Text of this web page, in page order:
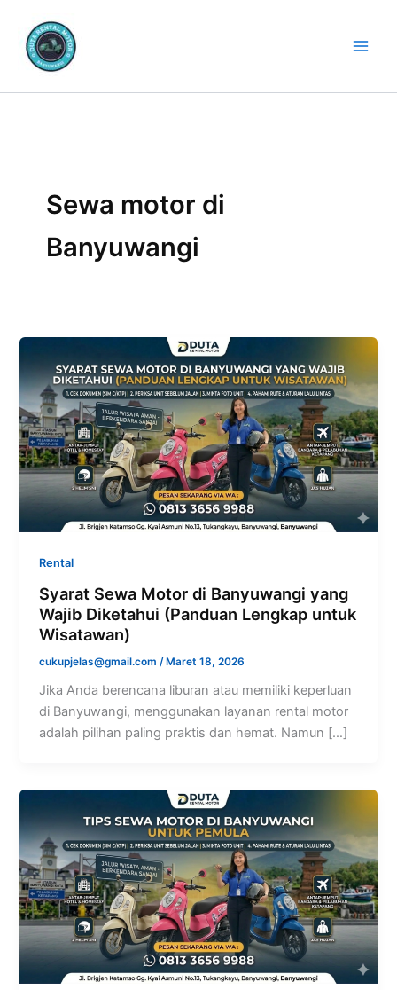
konten
Sewa motor di
Banyuwangi
Rental
Syarat Sewa Motor di Banyuwangi yang
Wajib Diketahui (Panduan Lengkap untuk
Wisatawan)
cukupjelas@gmail.com /Maret 18, 2026
Jika Anda berencana liburan atau memiliki keperluan
di Banyuwangi, menggunakan layanan rental motor
adalah pilihan paling praktis dan hemat. Namun […]